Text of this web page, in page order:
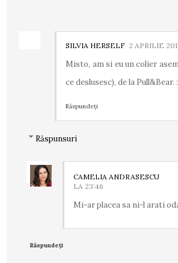
SILVIA HERSELF 2 APRILIE
Misto, am si eu un colier
ce deslusesc), de la Pull&Bear.
Răspundeți
Răspunsuri
CAMELIA ANDRASESCU
LA 23:46
Mi-ar placea sa ni-l arati
Răspundeți